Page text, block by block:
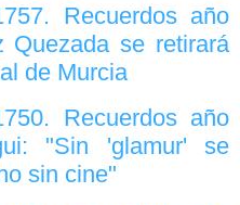
Recuerdos año
Quezada se retirará
de Murcia
Recuerdos año
"Sin 'glamur' se
sin cine"